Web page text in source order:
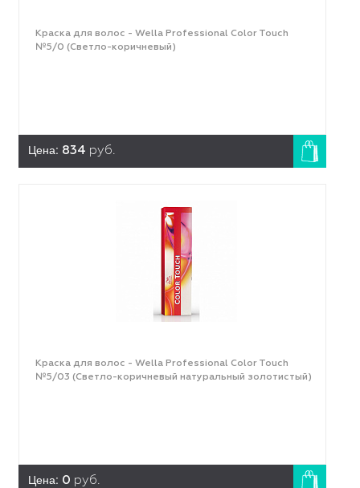
Краска для волос - Wella Professional Color Touch
№5/0 (Светло-коричневый)
Цена: 834 руб.
Краска для волос - Wella Professional Color Touch
№5/03 (Светло-коричневый натуральный золотистый)
Цена: 0 руб.